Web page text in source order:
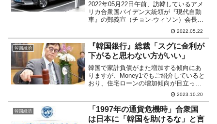
2022年05月22日午前、訪韓しているアメ
リカ合衆国バイデン大統領が『現代自動
車』の鄭義宣（チョン·ウィソン）会長と
面談します。2022年05月21日、『現代自
動車』は合衆国ジョージア州当局と「年
間電気自動車を30万台生産できる工場」
を建...
2022.05.22
韓国経済
『韓国銀行』総裁「スグに金利が
下がると思わない方がいい」
韓国で家計負債がまた増加する傾向にあ
りますが、Money1でもご紹介していると
おり、住宅ローンの増加傾向が目立って
います。つまり、住宅に資金を投入する
人がまた増えているのです。小ネタかも
しれませんが、重要なポイントなのでご
紹介します。202...
2023.10.20
韓国経済
「1997年の通貨危機時」合衆国
は日本に「韓国を助けるな」と言